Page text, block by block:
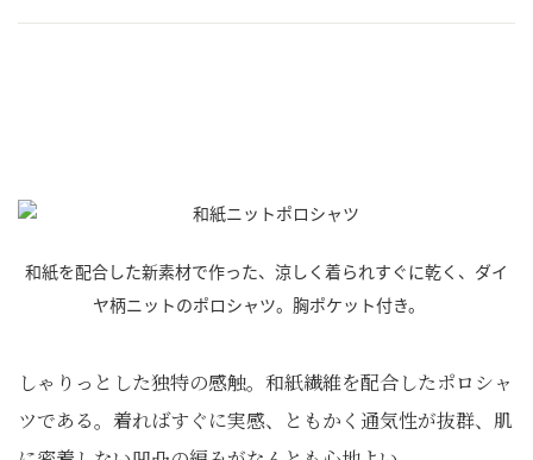
和紙を配合した新素材で作った、涼しく着られすぐに乾く、ダイ
ヤ柄ニットのポロシャツ。胸ポケット付き。
しゃりっとした独特の感触。和紙繊維を配合したポロシャ
ツである。着ればすぐに実感、ともかく通気性が抜群、肌